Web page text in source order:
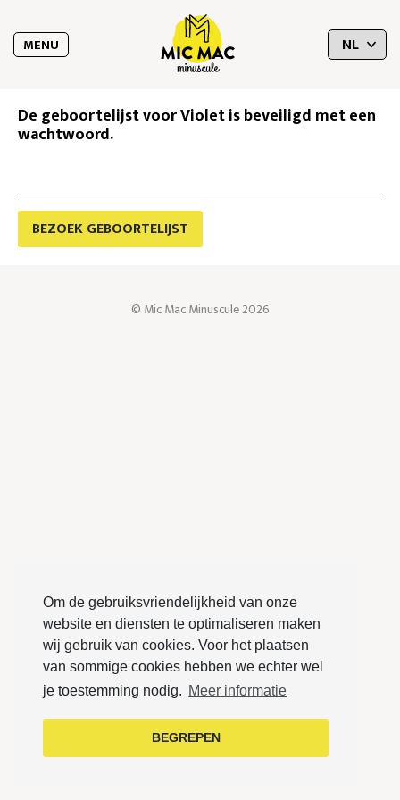
Om de gebruiksvriendelijkheid van onze
website en diensten te optimaliseren maken
wij gebruik van cookies. Voor het plaatsen
van sommige cookies hebben we echter wel
je toestemming nodig. Meer informatie
BEGREPEN
MENU
De geboortelijst voor Violet is beveiligd met een
wachtwoord.
BEZOEK GEBOORTELIJST
© Mic Mac Minuscule 2026